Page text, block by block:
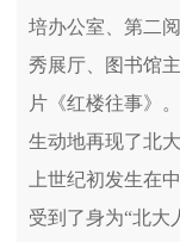
培办公室、第二
秀展厅、图书馆
片《红楼往事》
生动地再现了北
上世纪初发生在
受到了身为“北大